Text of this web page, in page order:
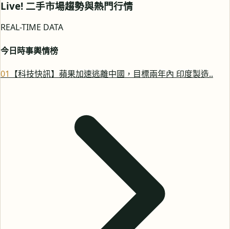
Live! 二手市場趨勢與熱門行情
REAL-TIME DATA
今日時事輿情榜
01 【科技快訊】蘋果加速逃離中國，目標兩年內 印度製造..